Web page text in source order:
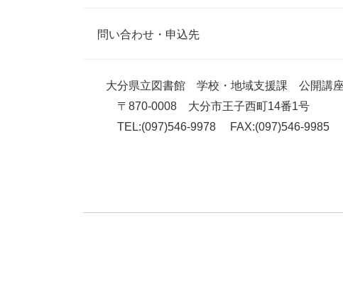
問い合わせ・申込先
大分県立図書館 学校・地域支援課 公開講
〒870-0008 大分市王子西町14番1号
TEL:(097)546-9978 FAX:(097)546-9985